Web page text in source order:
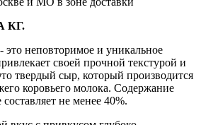
КГ.
неповторимое и уникальное
своей прочной текстурой и
твердый сыр, который производится
коровьего молока. Содержание
не менее 40%.